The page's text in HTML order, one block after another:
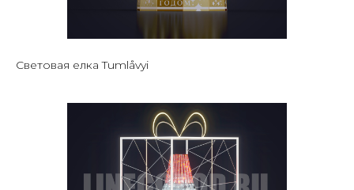
Световая елка Tumlåvyi